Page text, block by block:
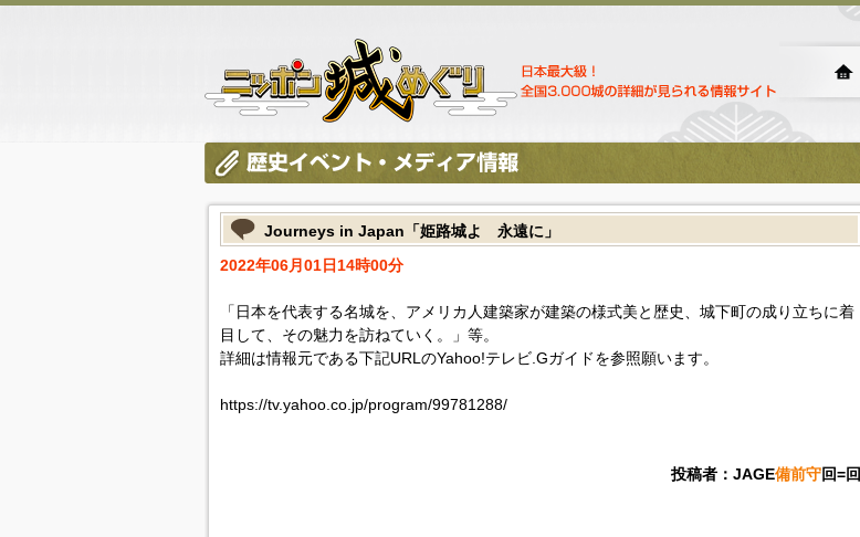
Journeys in Japan「姫路城よ 永遠に」
2022年06月01日14時00分
「日本を代表する名城を、アメリカ人建築家が建築の様式美と歴史、城下町の成り立ちに着
目して、その魅力を訪ねていく。」等。
詳細は情報元である下記URLのYahoo!テレビ.Gガイドを参照願います。
https://tv.yahoo.co.jp/program/99781288/
投稿者：JAGE備前守回=回